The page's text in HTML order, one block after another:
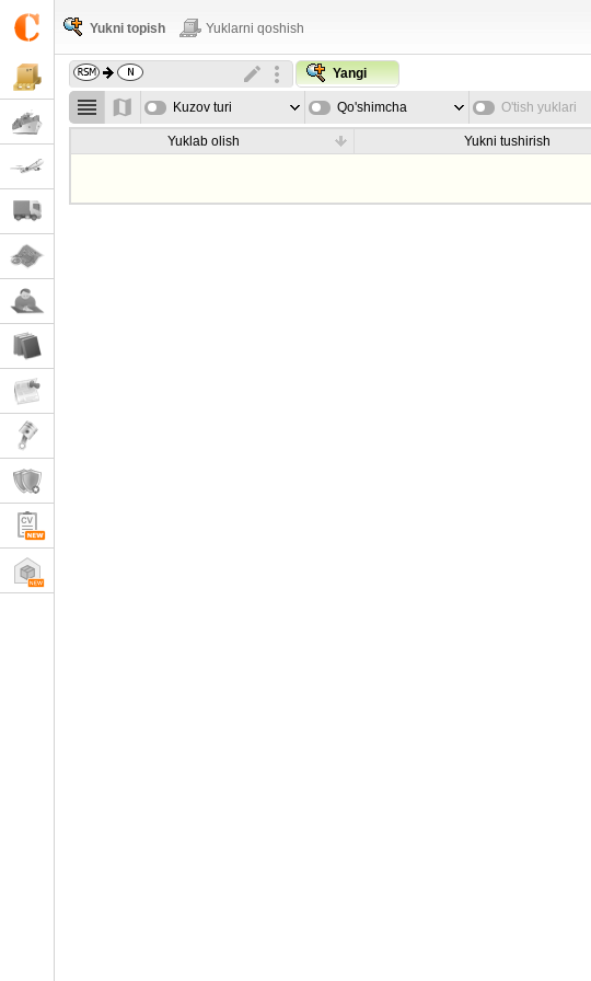
Yukni topish Yuklarni qoshish
Yangi
Kuzov turi Qo'shimcha
parametrla
O'tish yuklari
Yuklab olish Yukni tushirish